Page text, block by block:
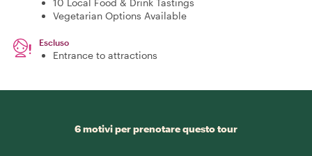
10 Local Food & Drink Tastings
Vegetarian Options Available
Escluso
Entrance to attractions
6 motivi per prenotare questo tour